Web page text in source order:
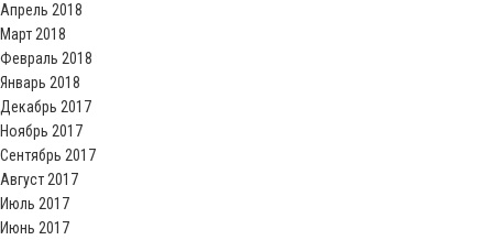
Апрель 2018
Март 2018
Февраль 2018
Январь 2018
Декабрь 2017
Ноябрь 2017
Сентябрь 2017
Август 2017
Июль 2017
Июнь 2017